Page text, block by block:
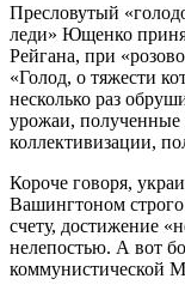
Пресловутый
леди» Ющенко
Рейгана, при
«Голод, о тяжести
несколько раз
урожаи, полученные
коллективизации,
Короче говоря,
Вашингтоном
счету, достижение
нелепостью. А вот
коммунистической